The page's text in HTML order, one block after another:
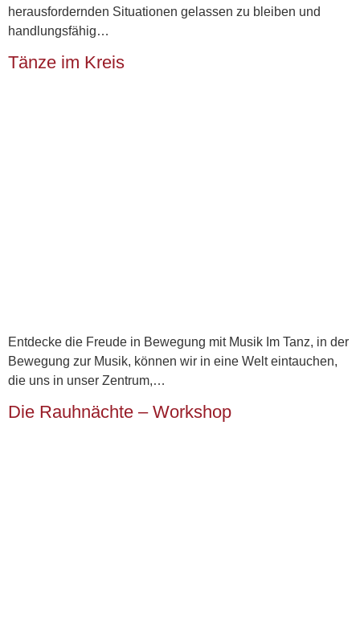
herausfordernden Situationen gelassen zu bleiben und
handlungsfähig…
Tänze im Kreis
Entdecke die Freude in Bewegung mit Musik Im Tanz, in der
Bewegung zur Musik, können wir in eine Welt eintauchen,
die uns in unser Zentrum,…
Die Rauhnächte – Workshop